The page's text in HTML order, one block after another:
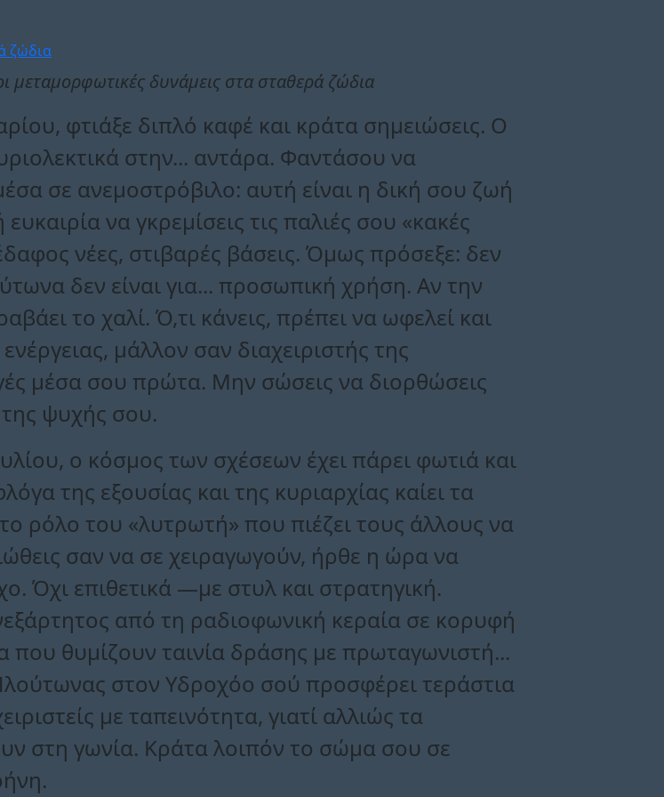
μεταμορφωτικές δυνάμεις στα σταθερά ζώδια
φτιάξε διπλό καφέ και κράτα σημειώσεις. Ο
στην... αντάρα. Φαντάσου να
σε ανεμοστρόβιλο: αυτή είναι η δική σου ζωή
να γκρεμίσεις τις παλιές σου «κακές
νέες, στιβαρές βάσεις. Όμως πρόσεξε: δεν
δεν είναι για... προσωπική χρήση. Αν την
το χαλί. Ό,τι κάνεις, πρέπει να ωφελεί και
μάλλον σαν διαχειριστής της
μέσα σου πρώτα. Μην σώσεις να διορθώσεις
της ψυχής σου.
ο κόσμος των σχέσεων έχει πάρει φωτιά και
της εξουσίας και της κυριαρχίας καίει τα
ρόλο του «λυτρωτή» που πιέζει τους άλλους να
σαν να σε χειραγωγούν, ήρθε η ώρα να
Όχι επιθετικά —με στυλ και στρατηγική.
από τη ραδιοφωνική κεραία σε κορυφή
που θυμίζουν ταινία δράσης με πρωταγωνιστή...
στον Υδροχόο σού προσφέρει τεράστια
με ταπεινότητα, γιατί αλλιώς τα
στη γωνία. Κράτα λοιπόν το σώμα σου σε